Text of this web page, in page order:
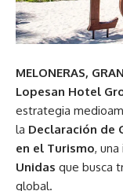
MELONERAS,
Lopesan Hotel
estrategia
la Declaración de
en el Turismo,
Unidas que busca
global.